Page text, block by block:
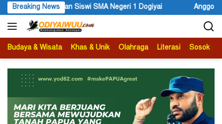
Langsung
ke
konten
Breaking News
SMA Negeri 1 Dogiyai Anggota MRP Papua
Budaya & Wisata Khas & Unik Olahraga Literasi Sosok